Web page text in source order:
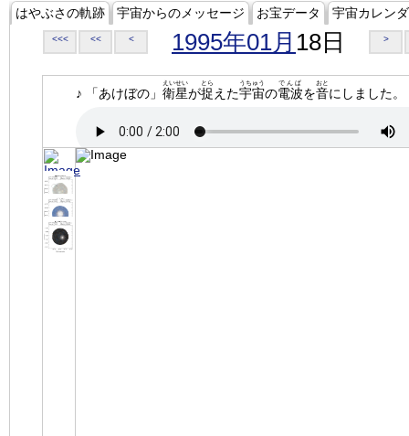
はやぶさの軌跡 宇宙からのメッセージ お宝データ 宇宙カレン
<<< << < 1995年01月 18日 >
♪ 「あけぼの」 衛星
えいせい
が捉
とら
えた宇宙
うちゅう
の電波
でんぱ
を音
おと
にしました。